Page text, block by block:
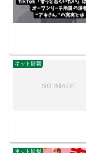
ネット情報
ネット情報